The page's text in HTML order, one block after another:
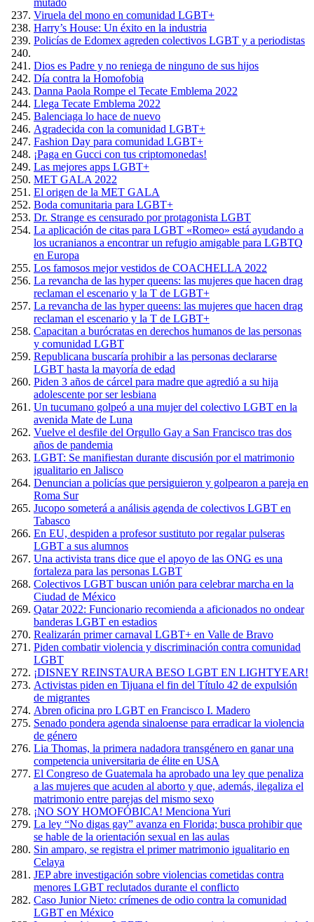
mutado
Viruela del mono en comunidad LGBT+
Harry’s House: Un éxito en la industria
Policías de Edomex agreden colectivos LGBT y a periodistas
Dios es Padre y no reniega de ninguno de sus hijos
Día contra la Homofobia
Danna Paola Rompe el Tecate Emblema 2022
Llega Tecate Emblema 2022
Balenciaga lo hace de nuevo
Agradecida con la comunidad LGBT+
Fashion Day para comunidad LGBT+
¡Paga en Gucci con tus criptomonedas!
Las mejores apps LGBT+
MET GALA 2022
El origen de la MET GALA
Boda comunitaria para LGBT+
Dr. Strange es censurado por protagonista LGBT
La aplicación de citas para LGBT «Romeo» está ayudando a
los ucranianos a encontrar un refugio amigable para LGBTQ
en Europa
Los famosos mejor vestidos de COACHELLA 2022
La revancha de las hyper queens: las mujeres que hacen drag
reclaman el escenario y la T de LGBT+
La revancha de las hyper queens: las mujeres que hacen drag
reclaman el escenario y la T de LGBT+
Capacitan a burócratas en derechos humanos de las personas
y comunidad LGBT
Republicana buscaría prohibir a las personas declararse
LGBT hasta la mayoría de edad
Piden 3 años de cárcel para madre que agredió a su hija
adolescente por ser lesbiana
Un tucumano golpeó a una mujer del colectivo LGBT en la
avenida Mate de Luna
Vuelve el desfile del Orgullo Gay a San Francisco tras dos
años de pandemia
LGBT: Se manifiestan durante discusión por el matrimonio
igualitario en Jalisco
Denuncian a policías que persiguieron y golpearon a pareja en
Roma Sur
Jucopo someterá a análisis agenda de colectivos LGBT en
Tabasco
En EU, despiden a profesor sustituto por regalar pulseras
LGBT a sus alumnos
Una activista trans dice que el apoyo de las ONG es una
fortaleza para las personas LGBT
Colectivos LGBT buscan unión para celebrar marcha en la
Ciudad de México
Qatar 2022: Funcionario recomienda a aficionados no ondear
banderas LGBT en estadios
Realizarán primer carnaval LGBT+ en Valle de Bravo
Piden combatir violencia y discriminación contra comunidad
LGBT
¡DISNEY REINSTAURA BESO LGBT EN LIGHTYEAR!
Activistas piden en Tijuana el fin del Título 42 de expulsión
de migrantes
Abren oficina pro LGBT en Francisco I. Madero
Senado pondera agenda sinaloense para erradicar la violencia
de género
Lia Thomas, la primera nadadora transgénero en ganar una
competencia universitaria de élite en USA
El Congreso de Guatemala ha aprobado una ley que penaliza
a las mujeres que acuden al aborto y que, además, ilegaliza el
matrimonio entre parejas del mismo sexo
¡NO SOY HOMOFÓBICA! Menciona Yuri
La ley “No digas gay” avanza en Florida; busca prohibir que
se hable de la orientación sexual en las aulas
Sin amparo, se registra el primer matrimonio igualitario en
Celaya
JEP abre investigación sobre violencias cometidas contra
menores LGBT reclutados durante el conflicto
Caso Junior Nieto: crímenes de odio contra la comunidad
LGBT en México